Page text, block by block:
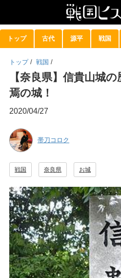
トップ 古代 源平 戦国
トップ / 戦国 /
【奈良県】信貴山城
焉の城！
2020/04/27
帯刀コロク
戦国 奈良県 お城